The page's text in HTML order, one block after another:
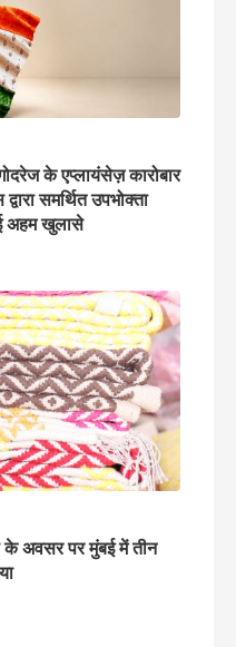
के एप्लायंसेज़ कारोबार
समर्थित उपभोक्ता
अहम खुलासे
के अवसर पर मुंबई में तीन